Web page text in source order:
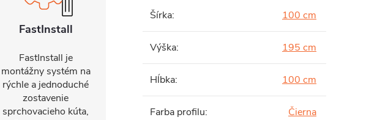
FastInstall
FastInstall je
montážny systém na
rýchle a jednoduché
zostavenie
sprchovacieho kúta,
Šírka: 100 cm
Výška: 195 cm
Hĺbka: 100 cm
Farba profilu: Čierna